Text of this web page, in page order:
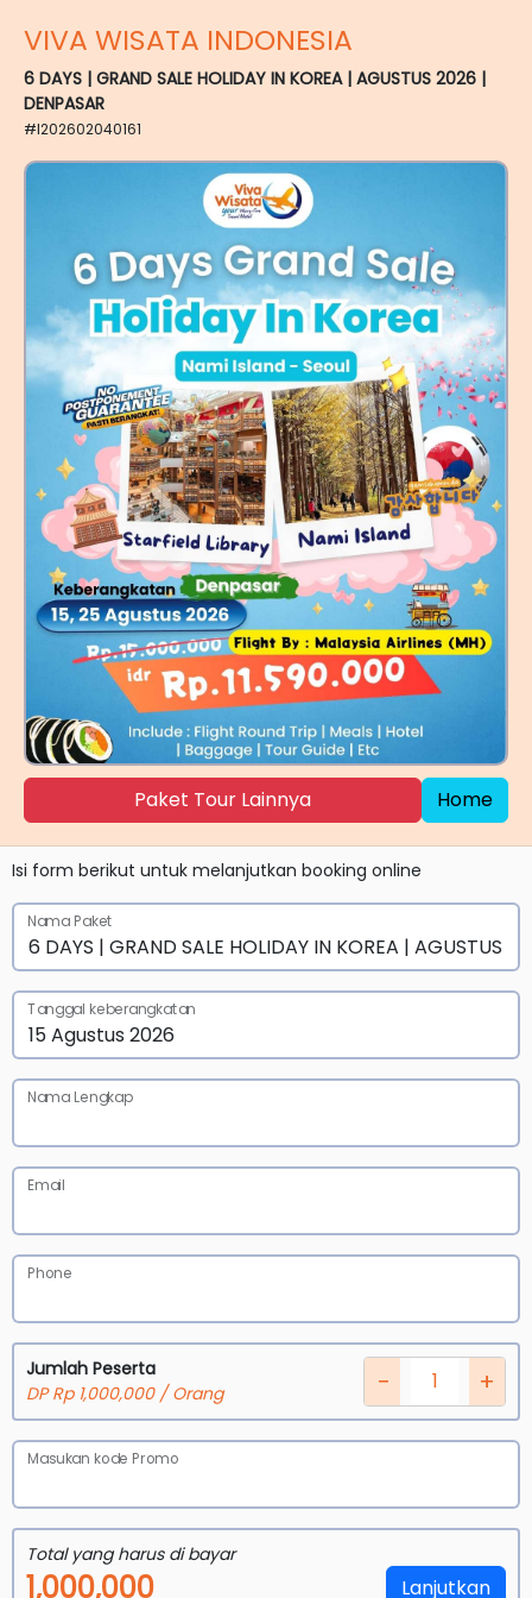
VIVA WISATA INDONESIA
6 DAYS | GRAND SALE HOLIDAY IN KOREA | AGUSTUS 2026 |
DENPASAR
#I202602040161
Paket Tour Lainnya Home
Isi form berikut untuk melanjutkan booking online
Nama Paket
Tanggal keberangkatan
Nama Lengkap
Email
Phone
Jumlah Peserta
DP Rp 1,000,000 / Orang
− +
Masukan kode Promo
Total yang harus di bayar
1,000,000 Lanjutkan